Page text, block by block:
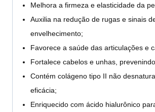
Melhora a firmeza e elasticidade da
Auxilia na redução de rugas e sinais
envelhecimento;
Favorece a saúde das articulações e
Fortalece cabelos e unhas,
Contém colágeno tipo II não
eficácia;
Enriquecido com ácido hialurônico